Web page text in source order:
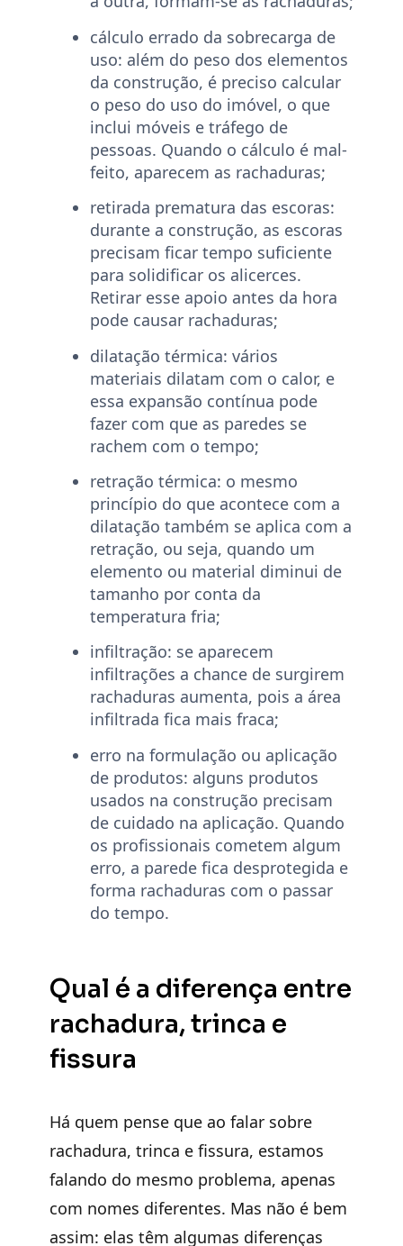
cálculo errado da sobrecarga de
uso: além do peso dos elementos
da construção, é preciso calcular
o peso do uso do imóvel, o que
inclui móveis e tráfego de
pessoas. Quando o cálculo é mal-
feito, aparecem as rachaduras;
retirada prematura das escoras:
durante a construção, as escoras
precisam ficar tempo suficiente
para solidificar os alicerces.
Retirar esse apoio antes da hora
pode causar rachaduras;
dilatação térmica: vários
materiais dilatam com o calor, e
essa expansão contínua pode
fazer com que as paredes se
rachem com o tempo;
retração térmica: o mesmo
princípio do que acontece com a
dilatação também se aplica com a
retração, ou seja, quando um
elemento ou material diminui de
tamanho por conta da
temperatura fria;
infiltração: se aparecem
infiltrações a chance de surgirem
rachaduras aumenta, pois a área
infiltrada fica mais fraca;
erro na formulação ou aplicação
de produtos: alguns produtos
usados na construção precisam
de cuidado na aplicação. Quando
os profissionais cometem algum
erro, a parede fica desprotegida e
forma rachaduras com o passar
do tempo.
Qual é a diferença entre
rachadura, trinca e
fissura
Há quem pense que ao falar sobre
rachadura, trinca e fissura, estamos
falando do mesmo problema, apenas
com nomes diferentes. Mas não é bem
assim: elas têm algumas diferenças